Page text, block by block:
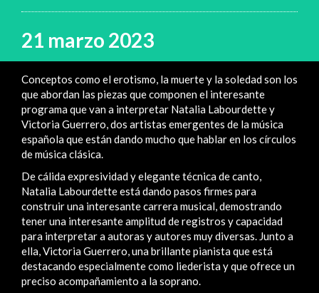
21 marzo 2023
Conceptos como el erotismo, la muerte y la soledad son los
que abordan las piezas que componen el interesante
programa que van a interpretar Natalia Labourdette y
Victoria Guerrero, dos artistas emergentes de la música
española que están dando mucho que hablar en los círculos
de música clásica.
De cálida expresividad y elegante técnica de canto,
Natalia Labourdette está dando pasos firmes para
construir una interesante carrera musical, demostrando
tener una interesante amplitud de registros y capacidad
para interpretar a autoras y autores muy diversas. Junto a
ella, Victoria Guerrero, una brillante pianista que está
destacando especialmente como liederista y que ofrece un
preciso acompañamiento a la soprano.